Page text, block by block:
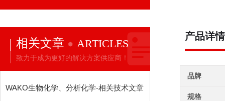
相关文章 ARTICLES
致力于成为更好的解决方案供应商！
WAKO生物化学、分析化学-相关技术文章
产品详情
品牌
规格